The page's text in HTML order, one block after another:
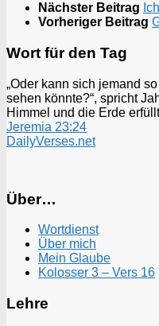
Nächster Beitrag
Vorheriger Beitrag
Wort für den Tag
„Oder kann sich jemand
sehen könnte?“, spricht
Himmel und die Erde
Jeremia 23:24
DailyVerses.net
Über…
Wortdienst
Über mich
Mein Glaube
Kolosser 3 – Vers 16
Lehre